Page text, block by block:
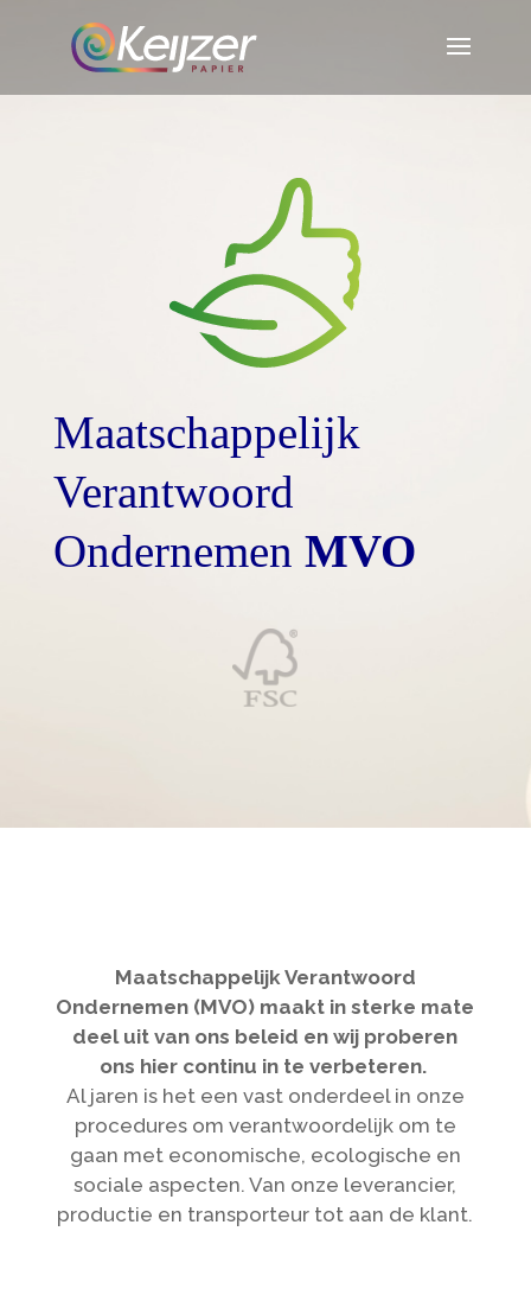
Maatschappelijk
Verantwoord
Ondernemen MVO
Maatschappelijk Verantwoord
Ondernemen (MVO) maakt in sterke mate
deel uit van ons beleid en wij proberen
ons hier continu in te verbeteren.
Al jaren is het een vast onderdeel in onze
procedures om verantwoordelijk om te
gaan met economische, ecologische en
sociale aspecten. Van onze leverancier,
productie en transporteur tot aan de klant.